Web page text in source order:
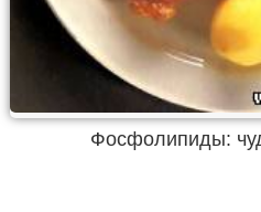
Фосфолипиды: